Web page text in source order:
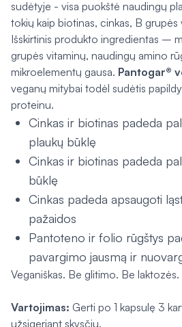
sudėtyje - visa puokštė naudingų
tokių kaip biotinas, cinkas, B grupės
Išskirtinis produkto ingredientas –
grupės vitaminų, naudingų amino
mikroelementų gausa. Pantogar®
veganų mitybai todėl sudėtis
proteinu.
Cinkas ir biotinas padeda
plaukų būklę
Cinkas ir biotinas padeda
būklę
Cinkas padeda apsaugoti
pažaidos
Pantoteno ir folio rūgštys
pavargimo jausmą ir
Veganiškas. Be glitimo. Be laktozės.
Vartojimas: Gerti po 1 kapsulę 3
užsigeriant skysčiu.